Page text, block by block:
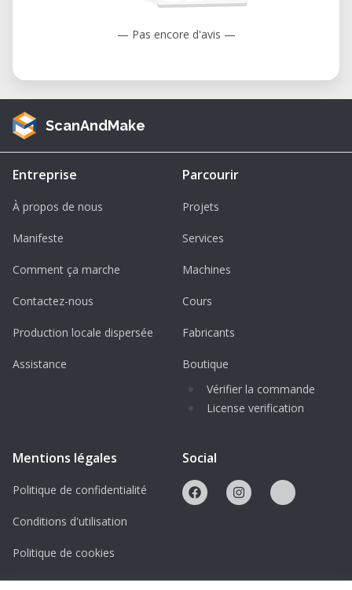
— Pas encore d'avis —
ScanAndMake
Entreprise
À propos de nous
Manifeste
Comment ça marche
Contactez-nous
Production locale dispersée
Assistance
Parcourir
Projets
Services
Machines
Cours
Fabricants
Boutique
Vérifier la commande
License verification
Mentions légales
Politique de confidentialité
Conditions d'utilisation
Politique de cookies
Licences
Social